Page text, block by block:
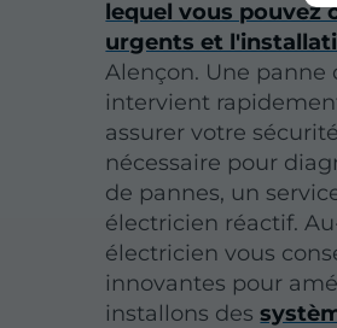
lequel vous pouvez
urgents et
Alençon. Une
intervient
assurer votre
nécessaire pour
de pannes, un
électricien réactif.
électricien vous
innovantes pour
installons des